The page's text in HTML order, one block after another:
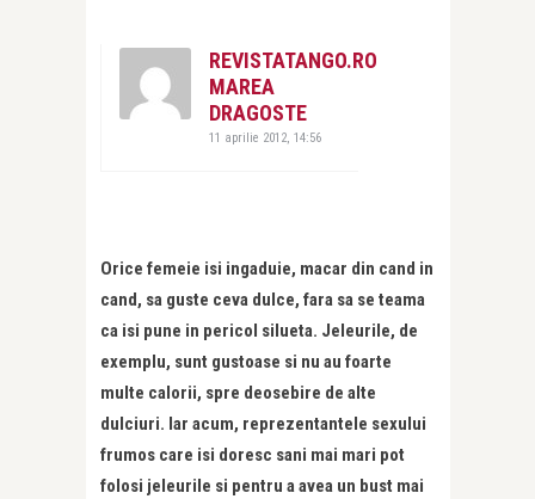
REVISTATANGO.RO
MAREA
DRAGOSTE
11 aprilie 2012, 14:56
Orice femeie isi ingaduie, macar din cand in
cand, sa guste ceva dulce, fara sa se teama
ca isi pune in pericol silueta. Jeleurile, de
exemplu, sunt gustoase si nu au foarte
multe calorii, spre deosebire de alte
dulciuri. Iar acum, reprezentantele sexului
frumos care isi doresc sani mai mari pot
folosi jeleurile si pentru a avea un bust mai